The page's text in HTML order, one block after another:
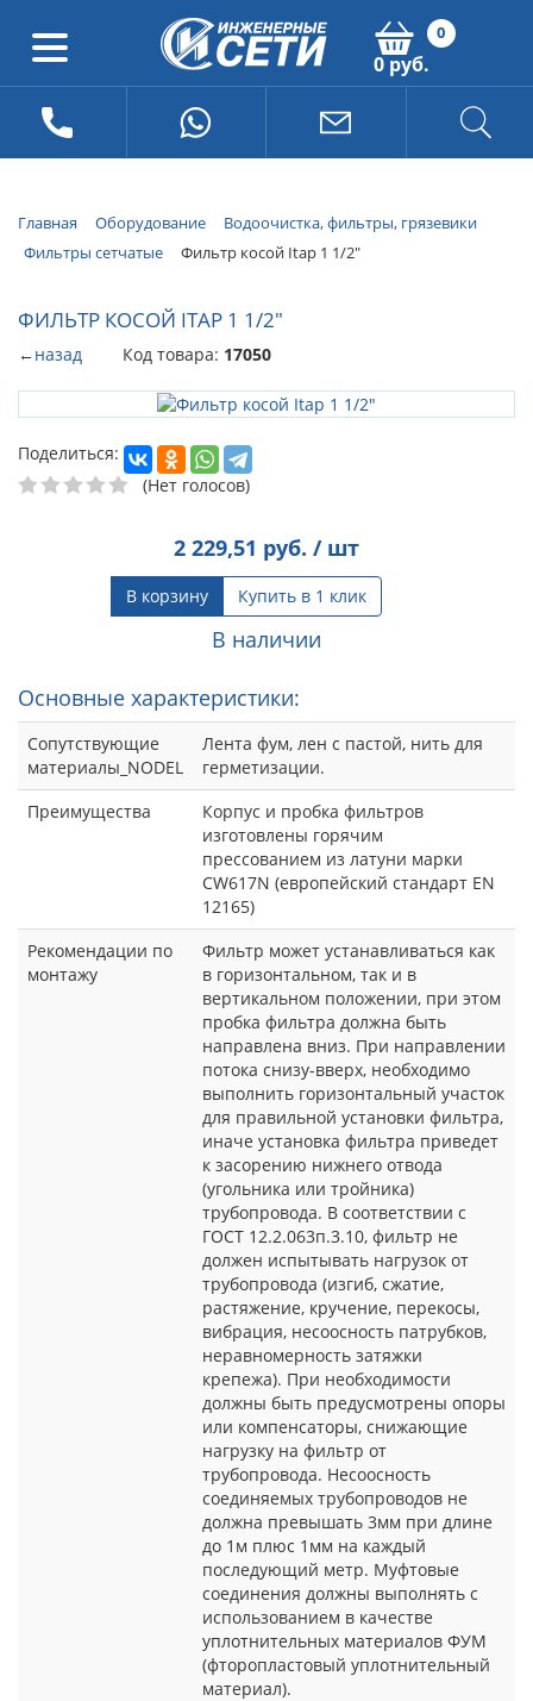
0
0 руб.
Главная Оборудование
Водоочистка, фильтры, грязевики
Фильтры сетчатые
Фильтр косой Itap 1 1/2"
ФИЛЬТР КОСОЙ ITAP 1 1/2"
←назад Код товара: 17050
Поделиться:
(Нет голосов)
2 229,51 руб. / шт
В корзину Купить в 1 клик
В наличии
Основные характеристики:
Сопутствующие
материалы_NODEL
Лента фум, лен с пастой, нить для
герметизации.
Преимущества
Корпус и пробка фильтров
изготовлены горячим
прессованием из латуни марки
CW617N (европейский стандарт EN
12165)
Рекомендации по
монтажу
Фильтр может устанавливаться как
в горизонтальном, так и в
вертикальном положении, при этом
пробка фильтра должна быть
направлена вниз. При направлении
потока снизу-вверх, необходимо
выполнить горизонтальный участок
для правильной установки фильтра,
иначе установка фильтра приведет
к засорению нижнего отвода
(угольника или тройника)
трубопровода. В соответствии с
ГОСТ 12.2.063п.3.10, фильтр не
должен испытывать нагрузок от
трубопровода (изгиб, сжатие,
растяжение, кручение, перекосы,
вибрация, несоосность патрубков,
неравномерность затяжки
крепежа). При необходимости
должны быть предусмотрены опоры
или компенсаторы, снижающие
нагрузку на фильтр от
трубопровода. Несоосность
соединяемых трубопроводов не
должна превышать 3мм при длине
до 1м плюс 1мм на каждый
последующий метр. Муфтовые
соединения должны выполнять с
использованием в качестве
уплотнительных материалов ФУМ
(фторопластовый уплотнительный
материал).